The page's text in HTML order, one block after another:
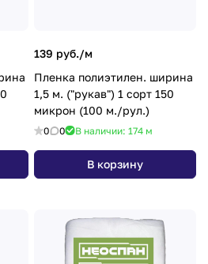
139 руб./м
Пленка полиэтилен. ширина
1,5 м. ("рукав") 1 сорт 150
микрон (100 м./рул.)
0 0 В наличии: 174 м
В корзину